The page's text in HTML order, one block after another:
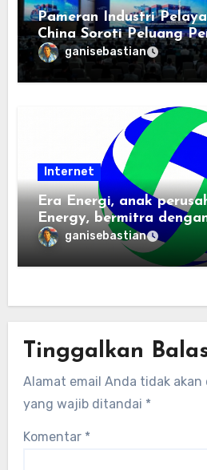
Pameran Industri
China Soroti Peluang
ganisebastian
Internet
Era Energi, anak
Energy, bermitra
Zhuochuangtong untuk
transisi energi
energi global
terbarukan dan
ganisebastian
Tinggalkan
Alamat email Anda tidak akan
yang wajib ditandai *
Komentar *